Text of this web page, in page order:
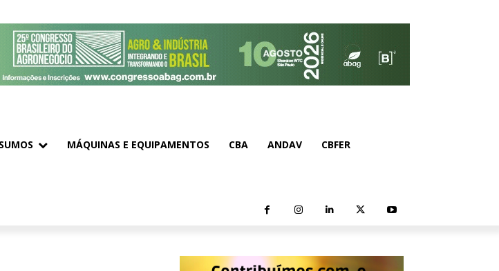
MÁQUINAS E EQUIPAMENTOS CBA ANDAV CBFER